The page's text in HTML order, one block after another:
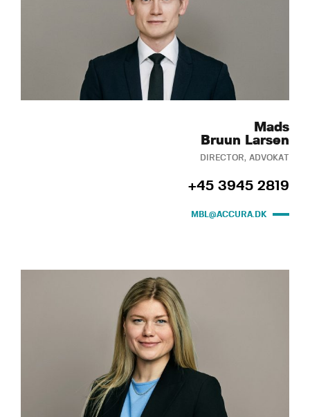
Mads
Bruun Larsen
DIRECTOR, ADVOKAT
+45 3945 2819
MBL@ACCURA.DK